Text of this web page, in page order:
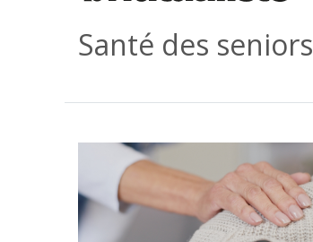
Santé des seniors